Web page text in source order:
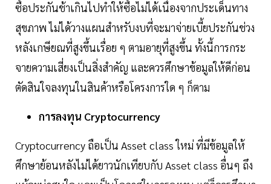
ซื้อประกันช้าเกินไปทำให้ซื้อไม่ได้เนื่องจากประเด็นทาง
สุขภาพ ไม่ได้วางแผนสำหรับงบที่จะมาจ่ายเบี้ยประกันช่วง
หลังเกษียณที่สูงขึ้นเรื่อย ๆ ตามอายุที่สูงขึ้น ทั้งนี้การกระ
จายความเสี่ยงเป็นสิ่งสำคัญ และควรศึกษาข้อมูลให้ดีก่อน
ตัดสินใจลงทุนในสินค้าหรือโครงการใด ๆ ก็ตาม
การลงทุน Cryptocurrency
Cryptocurrency ถือเป็น Asset class ใหม่ ที่มีข้อมูลให้
ศึกษาย้อนหลังไม่ได้ยาวนักเทียบกับ Asset class อื่นๆ ถึง